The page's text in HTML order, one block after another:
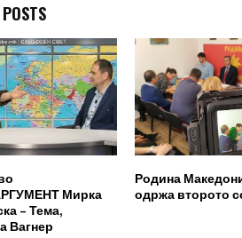
Мирка
– Тема,
Вагнер
Родина
одржа второто